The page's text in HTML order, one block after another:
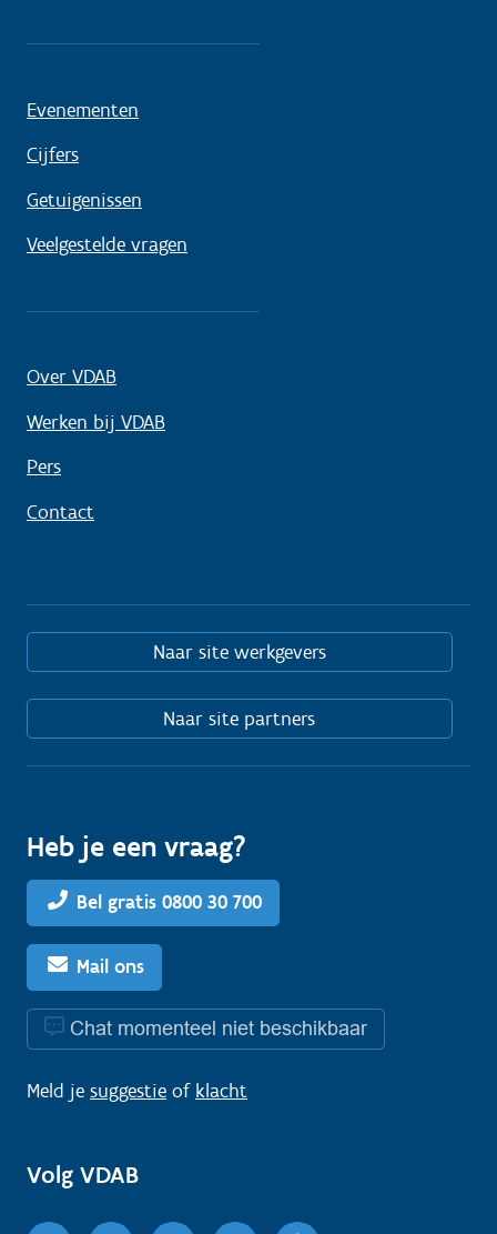
Evenementen
Cijfers
Getuigenissen
Veelgestelde vragen
Over VDAB
Werken bij VDAB
Pers
Contact
Naar site werkgevers
Naar site partners
Heb je een vraag?
Bel gratis 0800 30 700
Mail ons
Chat momenteel niet beschikbaar
Meld je suggestie of klacht
Volg VDAB